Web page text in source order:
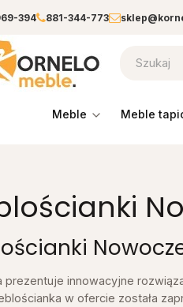
394 881-344-773
meble meble
prezentuje innowacyjne
w ofercie została